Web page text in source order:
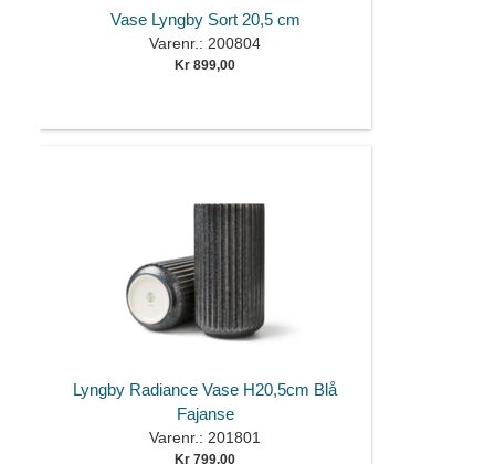
Vase Lyngby Sort 20,5 cm
Varenr.: 200804
Kr 899,00
Lyngby Radiance Vase H20,5cm Blå
Fajanse
Varenr.: 201801
Kr 799,00